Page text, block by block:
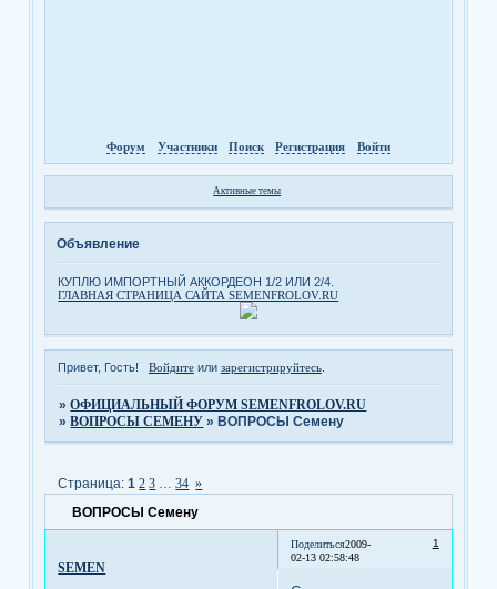
Форум Участники Поиск Регистрация Войти
Активные темы
Объявление
КУПЛЮ ИМПОРТНЫЙ АККОРДЕОН 1/2 ИЛИ 2/4.
ГЛАВНАЯ СТРАНИЦА САЙТА SEMENFROLOV.RU
Привет, Гость! Войдитеили зарегистрируйтесь.
»ОФИЦИАЛЬНЫЙ ФОРУМ SEMENFROLOV.RU
»ВОПРОСЫ СЕМЕНУ » ВОПРОСЫ Семену
ВОПРОСЫ Семену
Страница:1 2 3 … 34 »
Поделиться 1
2009-
02-13 02:58:48
SEMEN